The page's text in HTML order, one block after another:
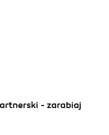
- zarabiaj